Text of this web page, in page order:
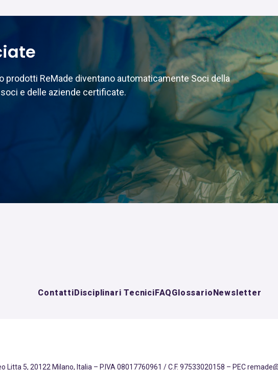
prodotti ReMade diventano automaticamente Soci della
e delle aziende certificate.
ContattiDisciplinari TecniciFAQGlossarioNewsletter
Litta 5, 20122 Milano, Italia – P.IVA 08017760961 / C.F. 97533020158 – PEC